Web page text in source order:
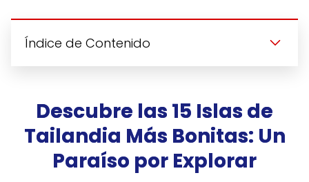
Índice de Contenido
Descubre las 15 Islas de
Tailandia Más Bonitas: Un
Paraíso por Explorar